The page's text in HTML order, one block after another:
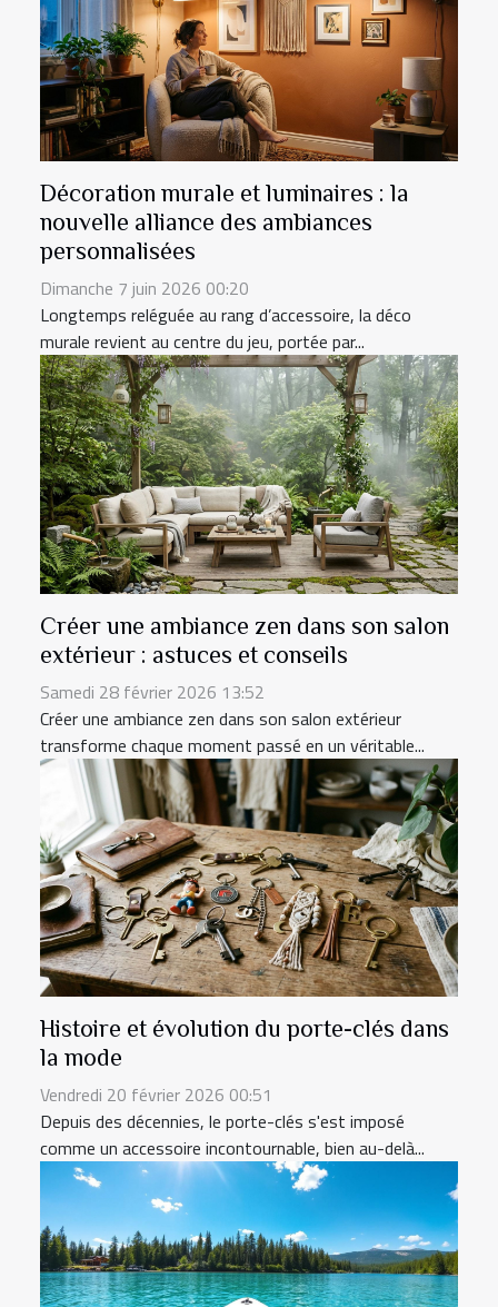
Décoration murale et luminaires : la
nouvelle alliance des ambiances
personnalisées
Dimanche 7 juin 2026 00:20
Longtemps reléguée au rang d’accessoire, la déco
murale revient au centre du jeu, portée par...
Créer une ambiance zen dans son salon
extérieur : astuces et conseils
Samedi 28 février 2026 13:52
Créer une ambiance zen dans son salon extérieur
transforme chaque moment passé en un véritable...
Histoire et évolution du porte-clés dans
la mode
Vendredi 20 février 2026 00:51
Depuis des décennies, le porte-clés s'est imposé
comme un accessoire incontournable, bien au-delà...